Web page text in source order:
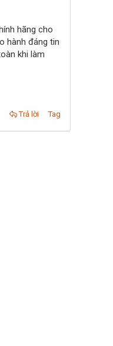
hãng cho
hành đáng tin
khi làm
Trả lời Tag